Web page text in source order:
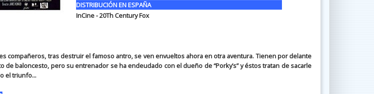
DISTRIBUCIÓN EN ESPAÑA
InCine - 20Th Century Fox
compañeros, tras destruir el famoso antro, se ven envueltos ahora en otra aventura. Tienen por delante
de baloncesto, pero su entrenador se ha endeudado con el dueño de “Porky’s” y éstos tratan de sacarle
el triunfo...